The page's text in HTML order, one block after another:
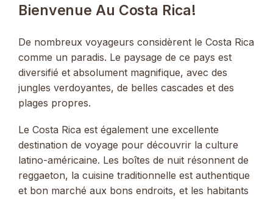
Bienvenue Au Costa Rica!
De nombreux voyageurs considèrent le Costa Rica
comme un paradis. Le paysage de ce pays est
diversifié et absolument magnifique, avec des
jungles verdoyantes, de belles cascades et des
plages propres.
Le Costa Rica est également une excellente
destination de voyage pour découvrir la culture
latino-américaine. Les boîtes de nuit résonnent de
reggaeton, la cuisine traditionnelle est authentique
et bon marché aux bons endroits, et les habitants